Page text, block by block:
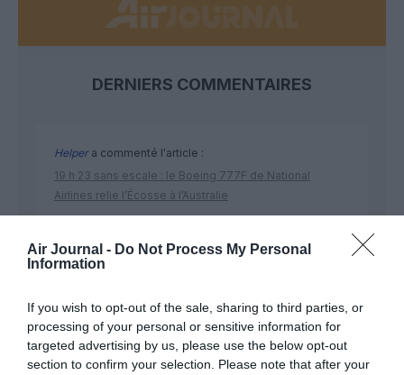
Air Journal - Do Not Process My Personal
Information
If you wish to opt-out of the sale, sharing to third parties, or
processing of your personal or sensitive information for
targeted advertising by us, please use the below opt-out
section to confirm your selection. Please note that after your
DERNIERS COMMENTAIRES
Helpera commenté l'article :
19 h 23 sans escale : le Boeing 777F de National
Airlines relie l’Écosse à l’Australie
Sauf si…a commenté l'article :
bord après une course-poursuite, l’incident devient
diplomatique